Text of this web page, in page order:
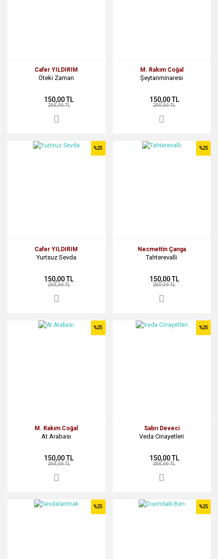
Cafer YILDIRIM
Öteki Zaman
150,00 TL
200,00 TL
M. Rakım Coğal
Şeytanminaresi
150,00 TL
200,00 TL
Cafer YILDIRIM
Yurtsuz Sevda
%25
150,00 TL
200,00 TL
Necmettin Çanga
Tahterevalli
%25
150,00 TL
200,00 TL
M. Rakım Coğal
At Arabası
%25
150,00 TL
200,00 TL
Sabrı Deveci
Veda Cinayetleri
%25
150,00 TL
200,00 TL
%25 %25